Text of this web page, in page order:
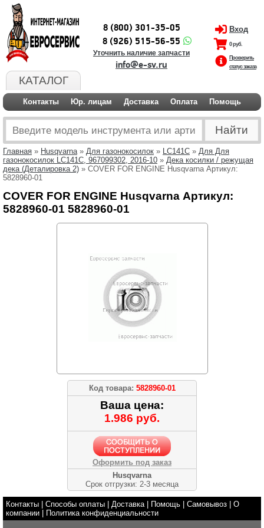
КАТАЛОГ
8 (800) 301-35-05
8 (926) 515-56-55
Уточнить наличие запчасти
info@e-sv.ru
Вход
0 руб.
Проверить
статус заказа
Контакты Юр. лицам Доставка Оплата Помощь
Главная » Husqvarna» Для газонокосилок » LC141C » Для Для
газонокосилок LC141C, 967099302, 2016-10 » Дека косилки / режущая
дека (Деталировка 2) » COVER FOR ENGINE Husqvarna Артикул:
5828960-01
COVER FOR ENGINE Husqvarna Артикул:
5828960-01 5828960-01
Код товара: 5828960-01
Ваша цена:
1.986 руб.
Оформить под заказ
Husqvarna
Срок отгрузки: 2-3 месяца
Контакты Способы оплаты Доставка| Помощь Самовывоз
О
компании
Политика конфиденциальности